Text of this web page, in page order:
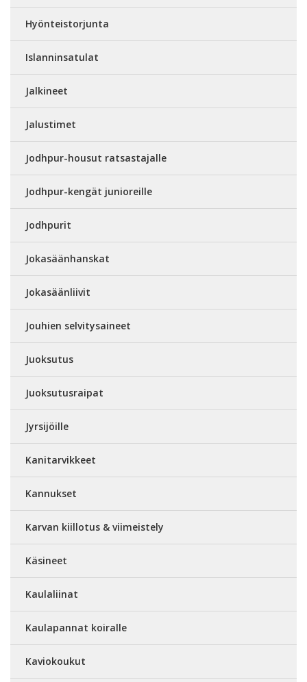
Hyönteistorjunta
Islanninsatulat
Jalkineet
Jalustimet
Jodhpur-housut ratsastajalle
Jodhpur-kengät junioreille
Jodhpurit
Jokasäänhanskat
Jokasäänliivit
Jouhien selvitysaineet
Juoksutus
Juoksutusraipat
Jyrsijöille
Kanitarvikkeet
Kannukset
Karvan kiillotus & viimeistely
Käsineet
Kaulaliinat
Kaulapannat koiralle
Kaviokoukut